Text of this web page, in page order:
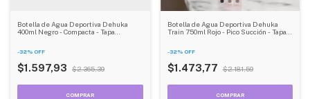
Botella de Agua Deportiva Dehuka
400ml Negro - Compacta - Tapa
-32% OFF
$1.597,93 $2.365,39
Botella de Agua Deportiva Dehuka
Train 750ml Rojo - Pico Succión - Tapa a
-32% OFF
$1.473,77 $2.181,59